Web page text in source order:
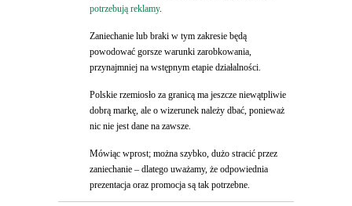
potrzebują reklamy.
Zaniechanie lub braki w tym zakresie będą
powodować gorsze warunki zarobkowania,
przynajmniej na wstępnym etapie działalności.
Polskie rzemiosło za granicą ma jeszcze niewątpliwie
dobrą markę, ale o wizerunek należy dbać, ponieważ
nic nie jest dane na zawsze.
Mówiąc wprost; można szybko, dużo stracić przez
zaniechanie – dlatego uważamy, że odpowiednia
prezentacja oraz promocja są tak potrzebne.